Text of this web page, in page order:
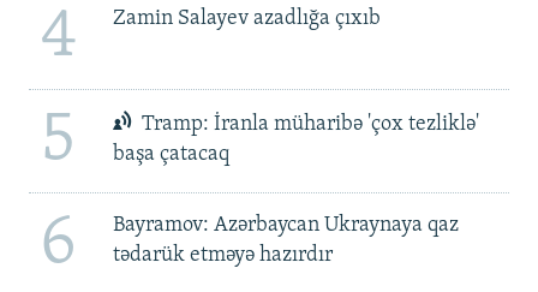
4 Zamin Salayev azadlığa çıxıb
5
Tramp: İranla müharibə 'çox tezliklə'
başa çatacaq
6
Bayramov: Azərbaycan Ukraynaya qaz
tədarük etməyə hazırdır